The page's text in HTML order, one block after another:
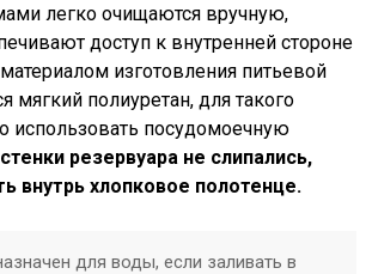
легко очищаются вручную,
доступ к внутренней стороне
изготовления питьевой
мягкий полиуретан, для такого
использовать посудомоечную
резервуара не слипались,
внутрь хлопковое полотенце.
для воды, если заливать в